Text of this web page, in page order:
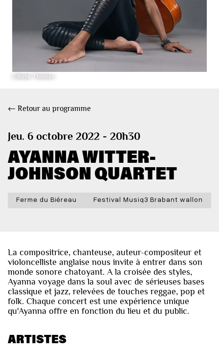
©Bumi Thomas
← Retour au programme
Jeu. 6 octobre 2022 - 20h30
AYANNA WITTER-
JOHNSON QUARTET
Ferme du Biéreau Festival Musiq3 Brabant wallon
La compositrice, chanteuse, auteur-compositeur et
violoncelliste anglaise nous invite à entrer dans son
monde sonore chatoyant. A la croisée des styles,
Ayanna voyage dans la soul avec de sérieuses bases
classique et jazz, relevées de touches reggae, pop et
folk. Chaque concert est une expérience unique
qu'Ayanna offre en fonction du lieu et du public.
ARTISTES